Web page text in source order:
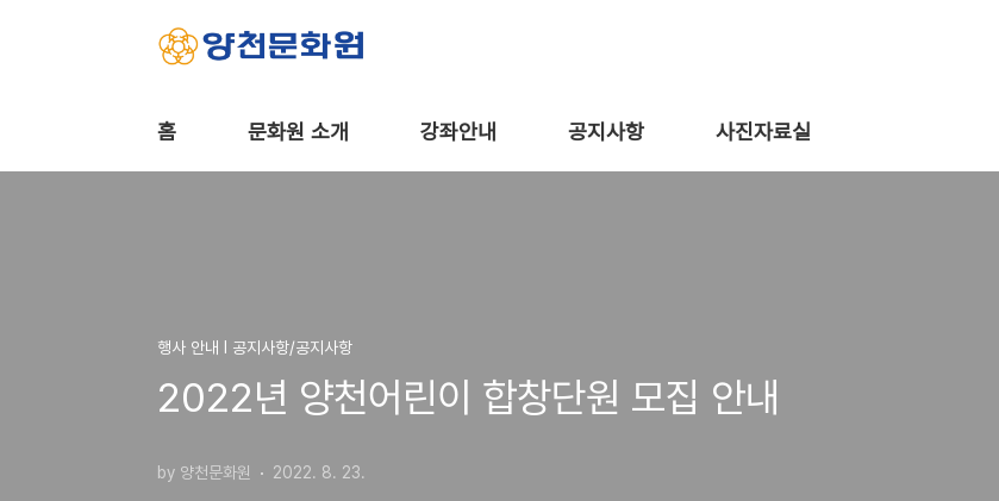
홈 문화원 소개 강좌안내 공지사항 사진자료실
행사 안내 Ι 공지사항/공지사항
2022년 양천어린이 합창단원 모집 안내
by 양천문화원 2022. 8. 23.